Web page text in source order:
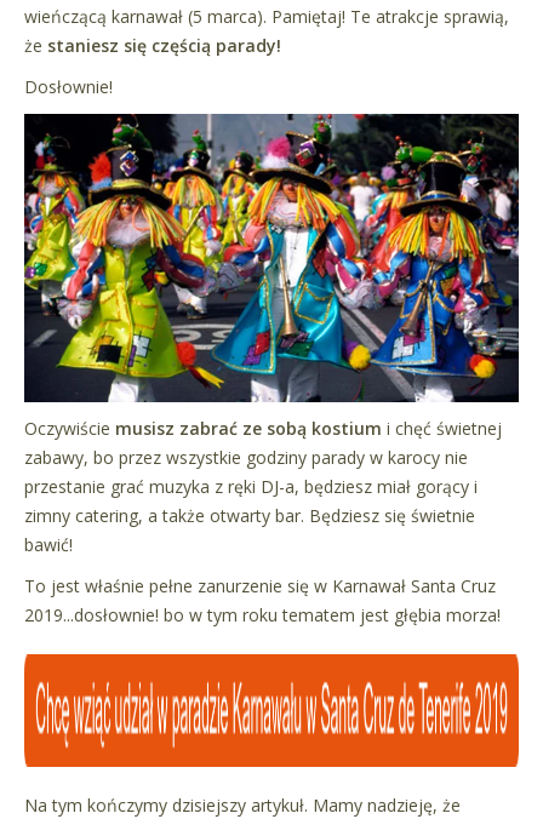
wieńczącą karnawał (5 marca). Pamiętaj! Te atrakcje sprawią,
że staniesz się częścią parady!
Dosłownie!
Oczywiście musisz zabrać ze sobą kostium i chęć świetnej
zabawy, bo przez wszystkie godziny parady w karocy nie
przestanie grać muzyka z ręki DJ-a, będziesz miał gorący i
zimny catering, a także otwarty bar. Będziesz się świetnie
bawić!
To jest właśnie pełne zanurzenie się w Karnawał Santa Cruz
2019...dosłownie! bo w tym roku tematem jest głębia morza!
Na tym kończymy dzisiejszy artykuł. Mamy nadzieję, że